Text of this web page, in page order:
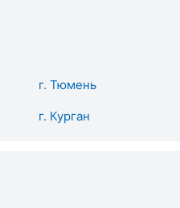
г. Тюмень
г. Курган